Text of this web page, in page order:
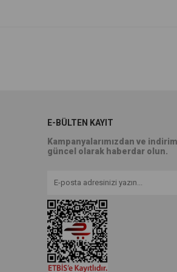
E-BÜLTEN KAYIT
Kampanyalarımızdan ve
güncel olarak haberdar olun.